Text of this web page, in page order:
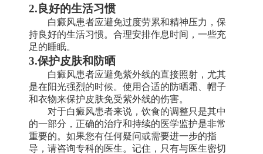
2.良好的生活习惯
白癜风患者应避免过度劳累和精神压力，保
持良好的生活习惯。合理安排作息时间，一些充
足的睡眠。
3.保护皮肤和防晒
白癜风患者应避免紫外线的直接照射，尤其
是在阳光强烈的时候。使用合适的防晒霜、帽子
和衣物来保护皮肤免受紫外线的伤害。
对于白癜风患者来说，饮食的调整只是其中
的一部分，正确的治疗和持续的医学监护是非常
重要的。如果您有任何疑问或需要进一步的指
导，请咨询专科的医生。记住，只有与医生密切